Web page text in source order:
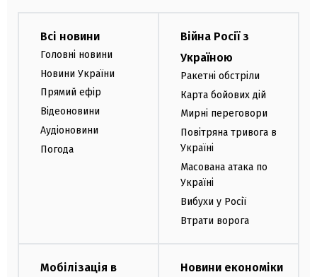
Всі новини
Головні новини
Новини України
Прямий ефір
Відеоновини
Аудіоновини
Погода
Війна Росії з
Україною
Ракетні обстріли
Карта бойових дій
Мирні переговори
Повітряна тривога в
Україні
Масована атака по
Україні
Вибухи у Росії
Втрати ворога
Мобілізація в
Новини економіки